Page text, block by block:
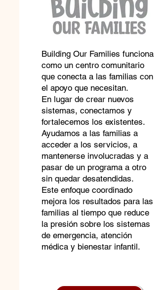
Building Our Families funciona
como un centro comunitario
que conecta a las familias con
el apoyo que necesitan.
En lugar de crear nuevos
sistemas, conectamos y
fortalecemos los existentes.
Ayudamos a las familias a
acceder a los servicios, a
mantenerse involucradas y a
pasar de un programa a otro
sin quedar desatendidas.
Este enfoque coordinado
mejora los resultados para las
familias al tiempo que reduce
la presión sobre los sistemas
de emergencia, atención
médica y bienestar infantil.